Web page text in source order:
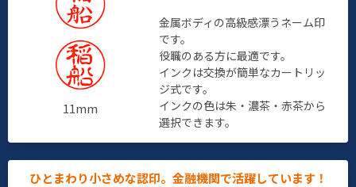
11mm
金属ボディの高級感漂うネーム印
です。
役職のある方に最適です。
インクは交換が簡単なカートリッ
ジ式です。
インクの色は朱・濃茶・赤茶から
選択できます。
ひとまわり小さめな認印。金融機関で活躍しています！